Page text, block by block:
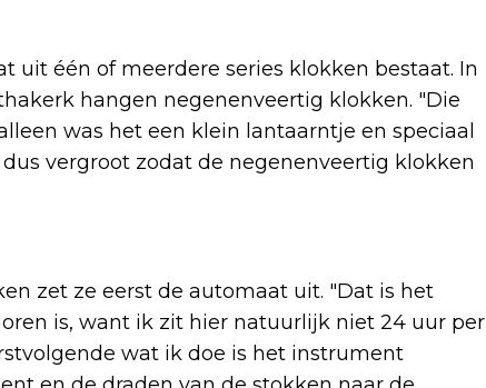
uit één of meerdere series klokken bestaat. In
hangen negenenveertig klokken. "Die
was het een klein lantaarntje en speciaal
vergroot zodat de negenenveertig klokken
zet ze eerst de automaat uit. "Dat is het
is, want ik zit hier natuurlijk niet 24 uur per
wat ik doe is het instrument